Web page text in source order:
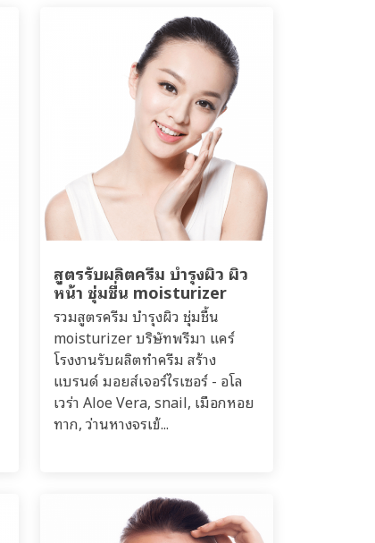
สูตรรับผลิตครีม บำรุงผิว ผิว
หน้า ชุ่มชื่น moisturizer
รวมสูตรครีม บำรุงผิว ชุ่มชื้น
moisturizer บริษัทพรีมา แคร์
โรงงานรับผลิตทำครีม สร้าง
แบรนด์ มอยส์เจอร์ไรเซอร์ - อโล
เวร่า Aloe Vera, snail, เมือกหอย
ทาก, ว่านหางจรเข้...